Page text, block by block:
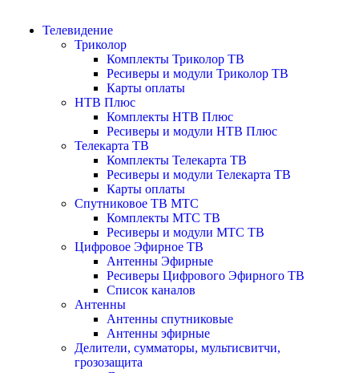
Телевидение
Триколор
Комплекты Триколор ТВ
Ресиверы и модули Триколор ТВ
Карты оплаты
НТВ Плюс
Комплекты НТВ Плюс
Ресиверы и модули НТВ Плюс
Телекарта ТВ
Комплекты Телекарта ТВ
Ресиверы и модули Телекарта ТВ
Карты оплаты
Спутниковое ТВ МТС
Комплекты МТС ТВ
Ресиверы и модули МТС ТВ
Цифровое Эфирное ТВ
Антенны Эфирные
Ресиверы Цифрового Эфирного ТВ
Список каналов
Антенны
Антенны спутниковые
Антенны эфирные
Делители, сумматоры, мультисвитчи,
грозозащита